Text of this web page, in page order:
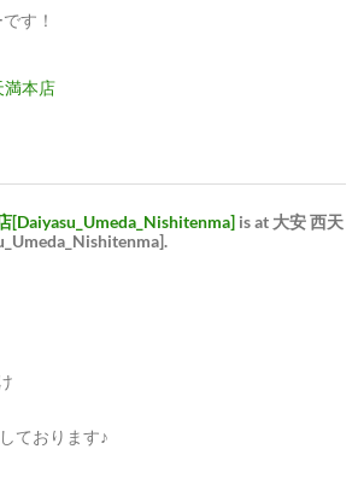
す！
満本店
[Daiyasu_Umeda_Nishitenma] is at 大安 西天
ております♪